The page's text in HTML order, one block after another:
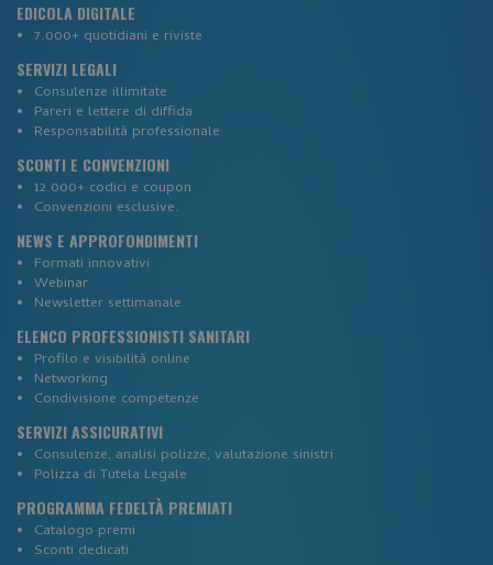
EDICOLA DIGITALE
7.000+ quotidiani e riviste
SERVIZI LEGALI
Consulenze illimitate
Pareri e lettere di diffida
Responsabilità professionale
SCONTI E CONVENZIONI
12.000+ codici e coupon
Convenzioni esclusive.
NEWS E APPROFONDIMENTI
Formati innovativi
Webinar
Newsletter settimanale
ELENCO PROFESSIONISTI SANITARI
Profilo e visibilità online
Networking
Condivisione competenze
SERVIZI ASSICURATIVI
Consulenze, analisi polizze, valutazione sinistri
Polizza di Tutela Legale
PROGRAMMA FEDELTÀ PREMIATI
Catalogo premi
Sconti dedicati
_ga